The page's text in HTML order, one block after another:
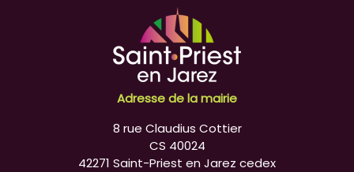
Adresse de la mairie
8 rue Claudius Cottier
CS 40024
42271 Saint-Priest en Jarez cedex